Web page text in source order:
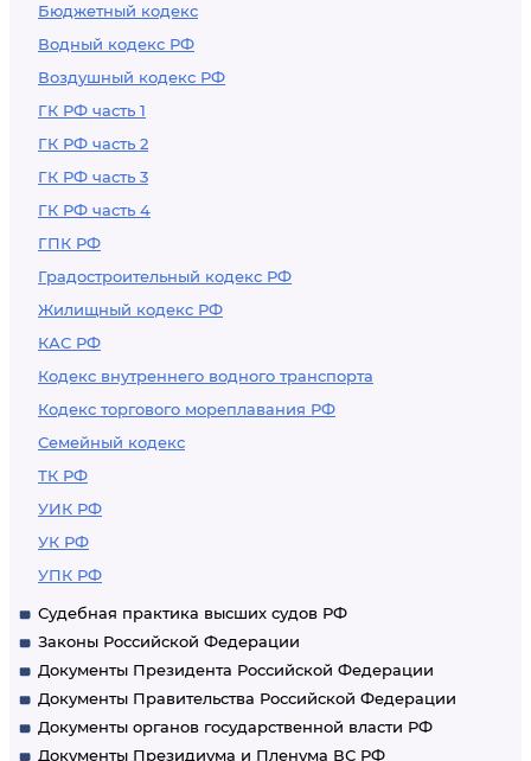
Бюджетный кодекс
Водный кодекс РФ
Воздушный кодекс РФ
ГК РФ часть 1
ГК РФ часть 2
ГК РФ часть 3
ГК РФ часть 4
ГПК РФ
Градостроительный кодекс РФ
Жилищный кодекс РФ
КАС РФ
Кодекс внутреннего водного транспорта
Кодекс торгового мореплавания РФ
Семейный кодекс
ТК РФ
УИК РФ
УК РФ
УПК РФ
Судебная практика высших судов РФ
Законы Российской Федерации
Документы Президента Российской Федерации
Документы Правительства Российской Федерации
Документы органов государственной власти РФ
Документы Президиума и Пленума ВС РФ